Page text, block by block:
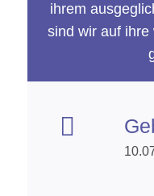
ihrem
sind wir auf
